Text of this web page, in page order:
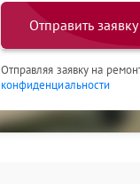
Отправить заявку
Отправляя заявку на
конфиденциальности